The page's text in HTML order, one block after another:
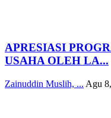
APRESIASI
USAHA OLEH LA...
Zainuddin Muslih, ... Agu